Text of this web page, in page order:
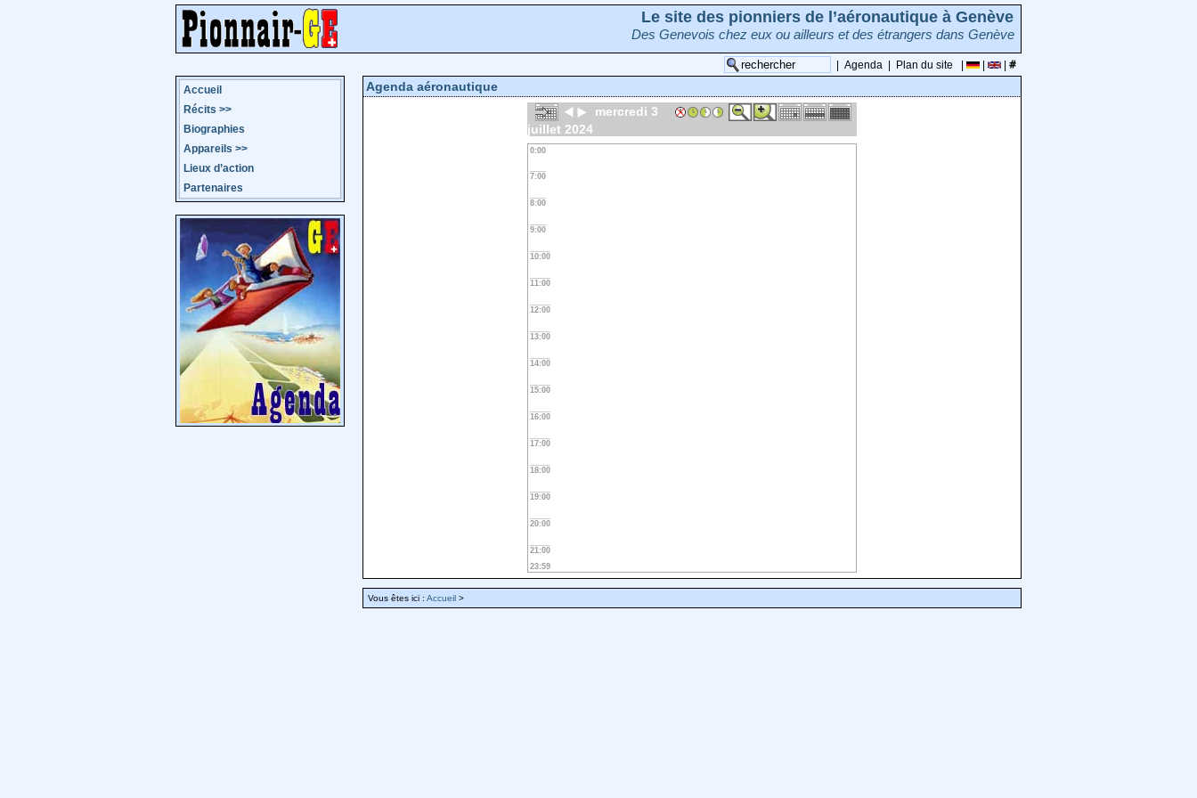
Le site des pionniers de l’aéronautique à Genève
Des Genevois chez eux ou ailleurs et des étrangers dans Genève
Agenda Plan du site
Accueil
Récits >>
Biographies
Appareils >>
Lieux d’action
Partenaires
Agenda aéronautique
mercredi 3
juillet 2024
0:00
7:00
8:00
9:00
10:00
11:00
12:00
13:00
14:00
15:00
16:00
17:00
18:00
19:00
20:00
21:00
23:59
Vous êtes ici : Accueil >